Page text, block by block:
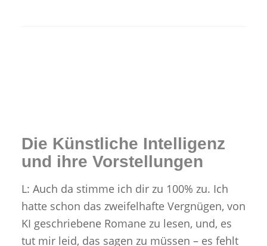
Die Künstliche Intelligenz
und ihre Vorstellungen
L: Auch da stimme ich dir zu 100% zu. Ich
hatte schon das zweifelhafte Vergnügen, von
KI geschriebene Romane zu lesen, und, es
tut mir leid, das sagen zu müssen – es fehlt